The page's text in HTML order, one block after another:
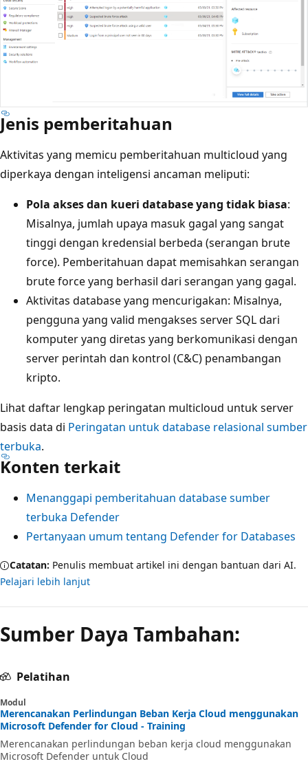
Jenis pemberitahuan
Aktivitas yang memicu pemberitahuan multicloud yang
diperkaya dengan inteligensi ancaman meliputi:
Pola akses dan kueri database yang tidak biasa:
Misalnya, jumlah upaya masuk gagal yang sangat
tinggi dengan kredensial berbeda (serangan brute
force). Pemberitahuan dapat memisahkan serangan
brute force yang berhasil dari serangan yang gagal.
Aktivitas database yang mencurigakan: Misalnya,
pengguna yang valid mengakses server SQL dari
komputer yang diretas yang berkomunikasi dengan
server perintah dan kontrol (C&C) penambangan
kripto.
Lihat daftar lengkap peringatan multicloud untuk server
basis data di Peringatan untuk database relasional sumber
terbuka.
Konten terkait
Menanggapi pemberitahuan database sumber
terbuka Defender
Pertanyaan umum tentang Defender for Databases
Catatan: Penulis membuat artikel ini dengan bantuan dari AI.
Pelajari lebih lanjut
dinonaktifkan
Sumber Daya Tambahan:
Pelatihan
Modul
Merencanakan Perlindungan Beban Kerja Cloud menggunakan
Microsoft Defender for Cloud - Training
Merencanakan perlindungan beban kerja cloud menggunakan
Microsoft Defender untuk Cloud